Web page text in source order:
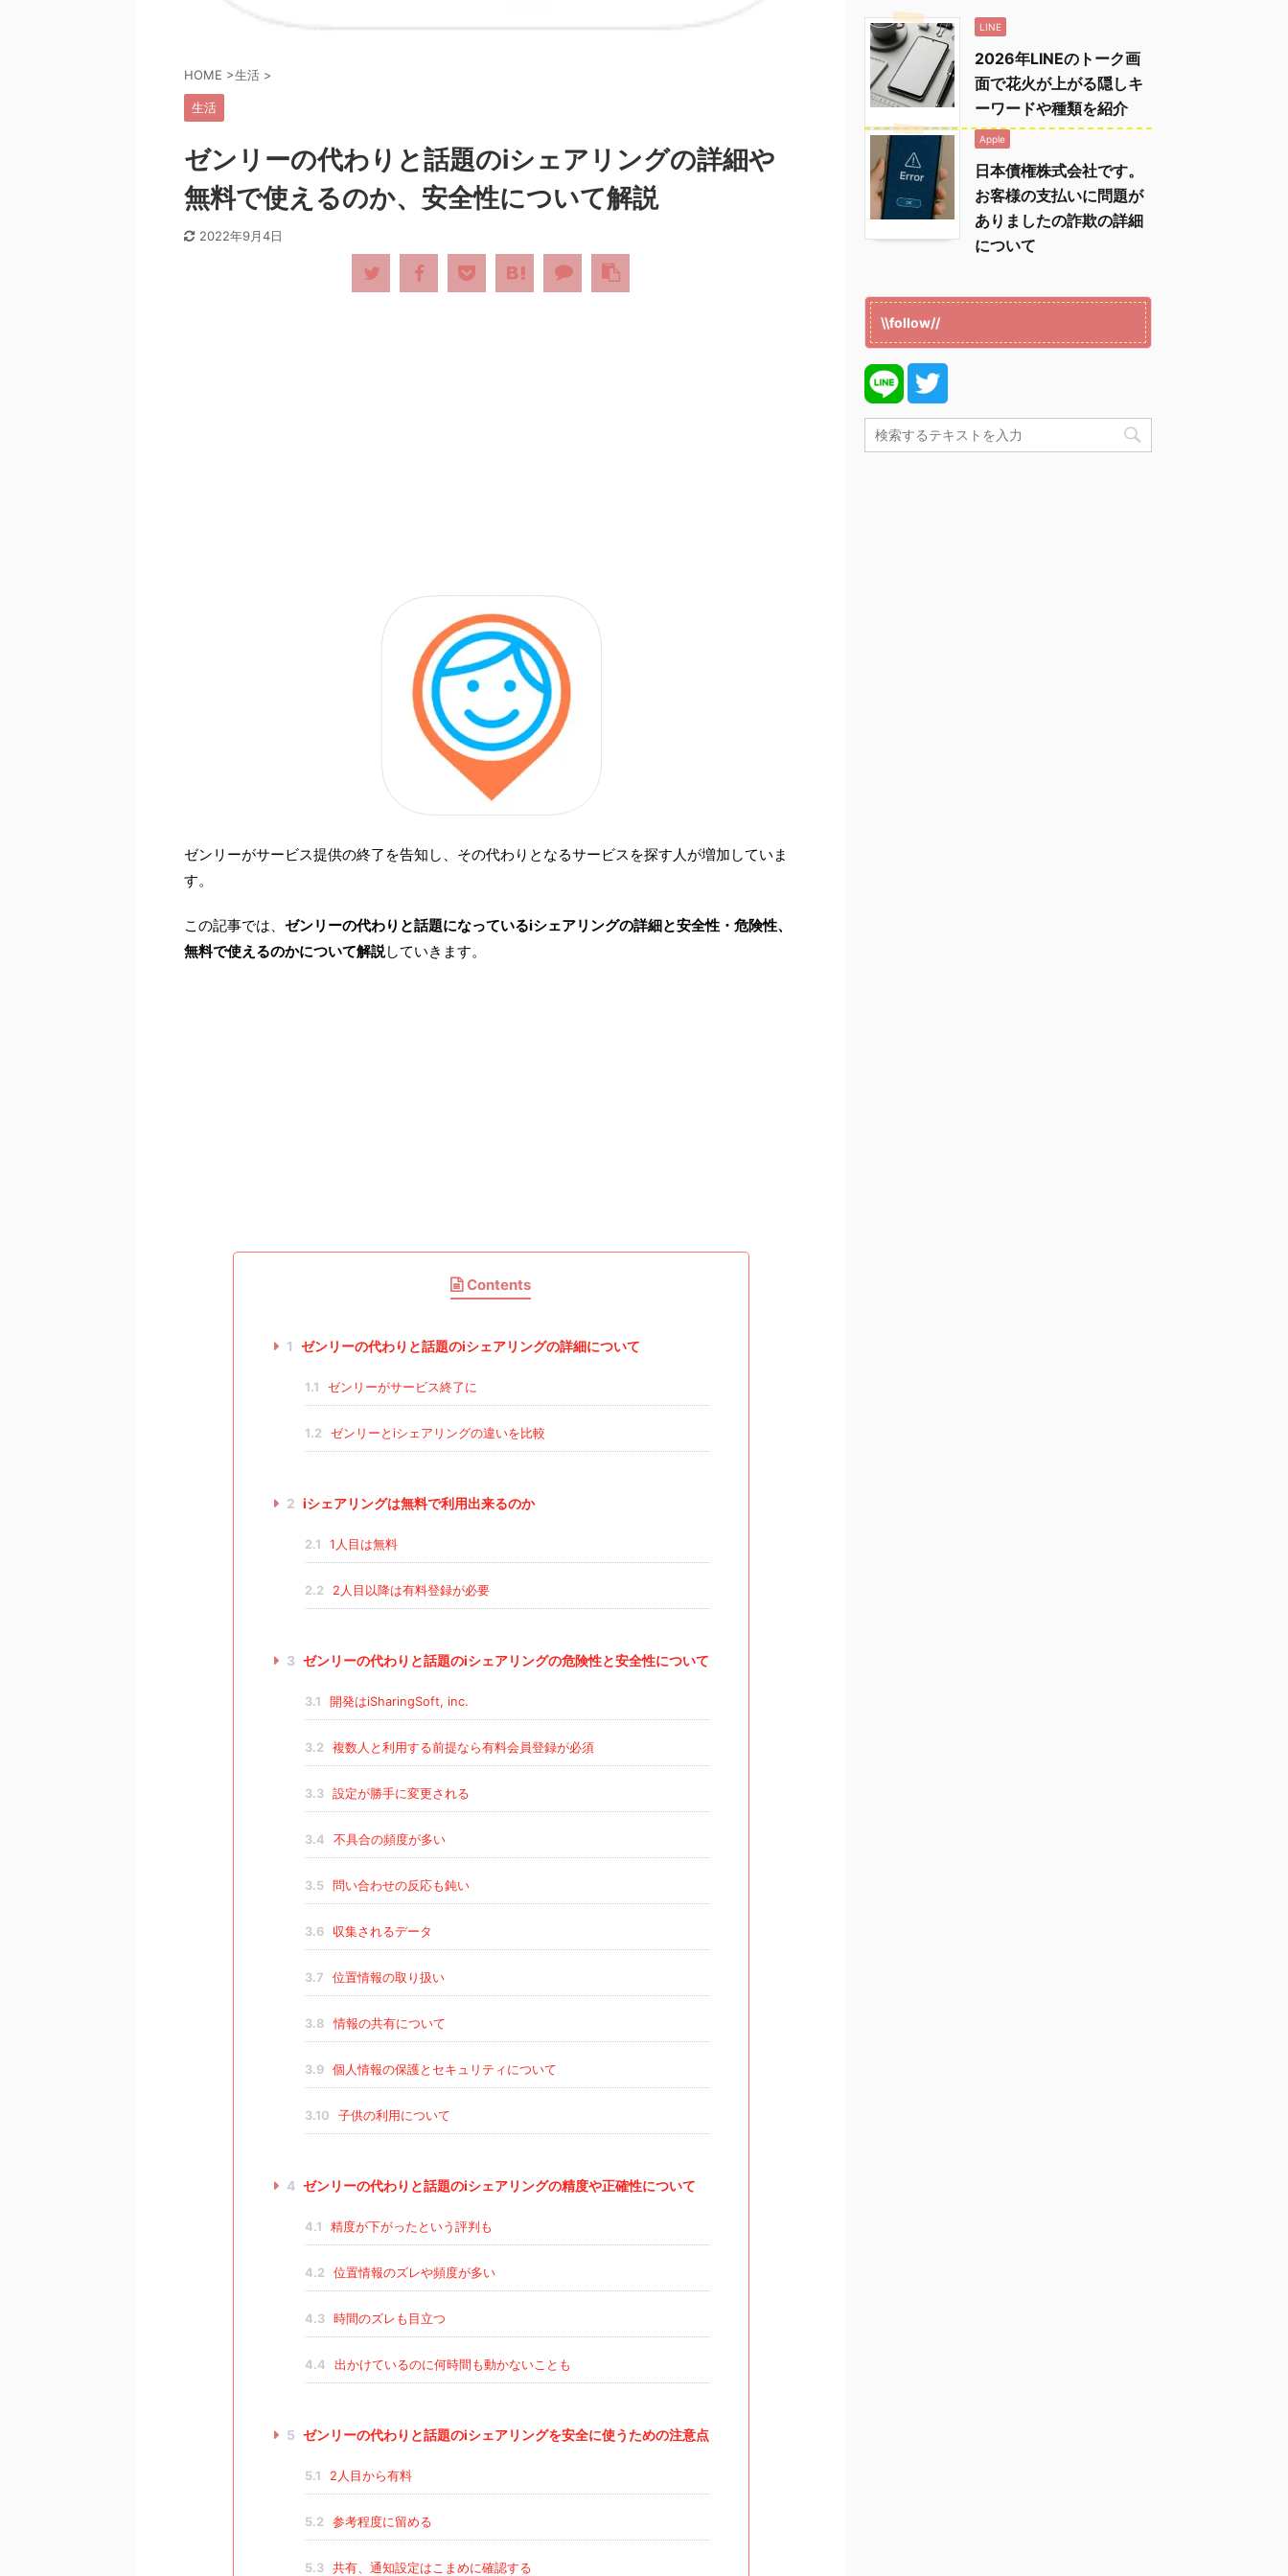
HOME >生活 >
生活
ゼンリーの代わりと話題のiシェアリングの詳細や
無料で使えるのか、安全性について解説
2022年9月4日
ゼンリーがサービス提供の終了を告知し、その代わりとなるサービスを探す人が増加していま
す。
この記事では、 ゼンリーの代わりと話題になっているiシェアリングの詳細と安全性・危険性、
無料で使えるのかについて解説していきます。
Contents
1 ゼンリーの代わりと話題のiシェアリングの詳細について
1.1 ゼンリーがサービス終了に
1.2 ゼンリーとiシェアリングの違いを比較
2 iシェアリングは無料で利用出来るのか
2.1 1人目は無料
2.2 2人目以降は有料登録が必要
3 ゼンリーの代わりと話題のiシェアリングの危険性と安全性について
3.1 開発はiSharingSoft, inc.
3.2 複数人と利用する前提なら有料会員登録が必須
3.3 設定が勝手に変更される
3.4 不具合の頻度が多い
3.5 問い合わせの反応も鈍い
3.6 収集されるデータ
3.7 位置情報の取り扱い
3.8 情報の共有について
3.9 個人情報の保護とセキュリティについて
3.10 子供の利用について
4 ゼンリーの代わりと話題のiシェアリングの精度や正確性について
4.1 精度が下がったという評判も
4.2 位置情報のズレや頻度が多い
4.3 時間のズレも目立つ
4.4 出かけているのに何時間も動かないことも
5 ゼンリーの代わりと話題のiシェアリングを安全に使うための注意点
5.1 2人目から有料
5.2 参考程度に留める
5.3 共有、通知設定はこまめに確認する
LINE
2026年LINEのトーク画
面で花火が上がる隠しキ
ーワードや種類を紹介
Apple
日本債権株式会社です。
お客様の支払いに問題が
ありましたの詐欺の詳細
について
\\follow//